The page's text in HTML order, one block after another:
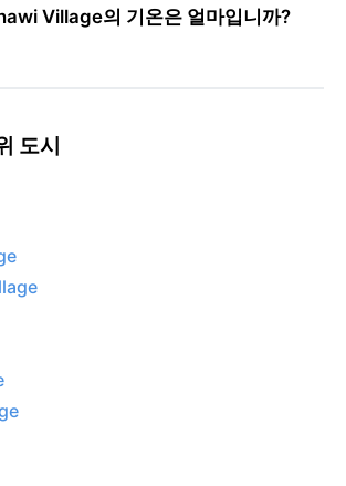
Village의 기온은 얼마입니까?
도시